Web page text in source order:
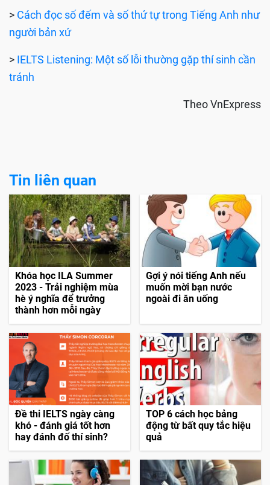
> Cách đọc số đếm và số thứ tự trong Tiếng Anh như
người bản xứ
> IELTS Listening: Một số lỗi thường gặp thí sinh cần
tránh
Theo VnExpress
Tin liên quan
Khóa học ILA Summer
2023 - Trải nghiệm mùa
hè ý nghĩa để trưởng
thành hơn mỗi ngày
Gợi ý nói tiếng Anh nếu
muốn mời bạn nước
ngoài đi ăn uống
Đề thi IELTS ngày càng
khó - đánh giá tốt hơn
hay đánh đố thí sinh?
TOP 6 cách học bảng
động từ bất quy tắc hiệu
quả